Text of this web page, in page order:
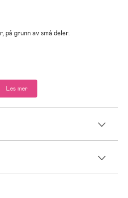
på grunn av små deler.
Les mer